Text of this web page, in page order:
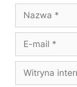
mail
internetowa